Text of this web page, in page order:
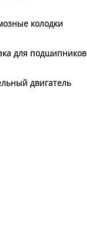
колодки
для подшипников
двигатель